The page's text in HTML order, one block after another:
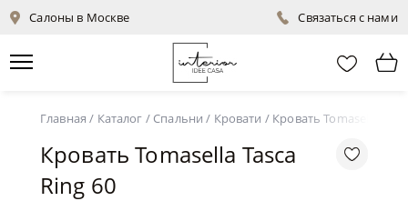
Салоны в Москве Связаться с нами
Главная / Каталог / Спальни / Кровати / Кровать Tomasella
Кровать Tomasella Tasca
Ring 60